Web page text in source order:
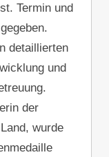
Termin und
detaillierten
und
der
wurde